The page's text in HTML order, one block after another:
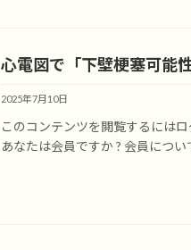
心電図で「下壁梗塞可能
2025年7月10日
このコンテンツを閲覧するには
あなたは会員ですか ? 会員につい